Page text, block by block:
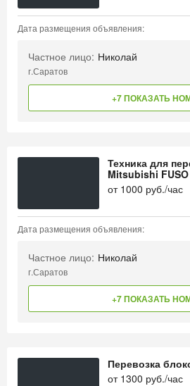
Дата размещения объявления:
Частное лицо: Николай
г.Саратов
+7 ПОКАЗАТЬ
Техника для
Mitsubishi FUSO
от 1000 руб./час
Дата размещения объявления:
Частное лицо: Николай
г.Саратов
+7 ПОКАЗАТЬ
Перевозка
от 1300 руб./час